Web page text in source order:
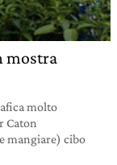
mostra
molto
Caton
mangiare) cibo